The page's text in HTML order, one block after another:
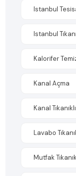
Istanbul
Istanbul
Kalorifer
Kanal Açma
Kanal
Lavabo
Mutfak